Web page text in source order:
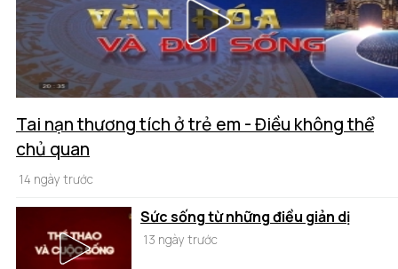
Tai nạn thương tích ở trẻ em - Điều không thể
chủ quan
14 ngày trước
Sức sống từ những điều giản dị
13 ngày trước